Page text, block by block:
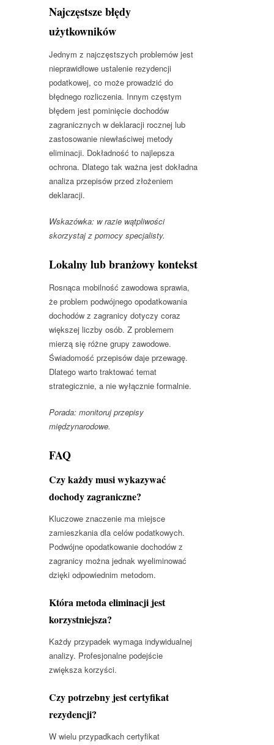
Najczęstsze błędy
użytkowników
Jednym z najczęstszych problemów jest
nieprawidłowe ustalenie rezydencji
podatkowej, co może prowadzić do
błędnego rozliczenia. Innym częstym
błędem jest pominięcie dochodów
zagranicznych w deklaracji rocznej lub
zastosowanie niewłaściwej metody
eliminacji. Dokładność to najlepsza
ochrona. Dlatego tak ważna jest dokładna
analiza przepisów przed złożeniem
deklaracji.
Wskazówka: w razie wątpliwości
skorzystaj z pomocy specjalisty.
Lokalny lub branżowy kontekst
Rosnąca mobilność zawodowa sprawia,
że problem podwójnego opodatkowania
dochodów z zagranicy dotyczy coraz
większej liczby osób. Z problemem
mierzą się różne grupy zawodowe.
Świadomość przepisów daje przewagę.
Dlatego warto traktować temat
strategicznie, a nie wyłącznie formalnie.
Porada: monitoruj przepisy
międzynarodowe.
FAQ
Czy każdy musi wykazywać
dochody zagraniczne?
Kluczowe znaczenie ma miejsce
zamieszkania dla celów podatkowych.
Podwójne opodatkowanie dochodów z
zagranicy można jednak wyeliminować
dzięki odpowiednim metodom.
Która metoda eliminacji jest
korzystniejsza?
Każdy przypadek wymaga indywidualnej
analizy. Profesjonalne podejście
zwiększa korzyści.
Czy potrzebny jest certyfikat
rezydencji?
W wielu przypadkach certyfikat